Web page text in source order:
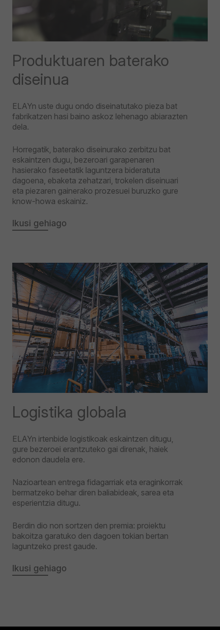
Produktuaren baterako
diseinua
ELAYn uste dugu ondo diseinatutako pieza bat
fabrikatzen hasi baino askoz lehenago abiarazten
dela.
Horregatik, baterako diseinurako zerbitzu bat
eskaintzen dugu, bezeroari garapenaren
hasierako faseetatik laguntzera bideratuta
dagoena, ebaketa zehatzari, trokelen diseinuari
eta piezaren gainerako prozesuei buruzko gure
know-howa eskainiz.
Ikusi gehiago
Logistika globala
ELAYn irtenbide logistikoak eskaintzen ditugu,
gure bezeroei erantzuteko gai direnak, haiek
edonon daudela ere.
Nazioartean entrega fidagarriak eta eraginkorrak
bermatzeko behar diren baliabideak, sarea eta
esperientzia ditugu.
Berdin dio non sortzen den premia: proiektu
bakoitza garatuko den dagoen tokian bertan
laguntzeko prest gaude.
Ikusi gehiago